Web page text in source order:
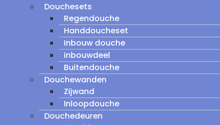
Douchesets
Regendouche
Handdoucheset
Inbouw douche
inbouwdeel
Buitendouche
Douchewanden
Zijwand
Inloopdouche
Douchedeuren